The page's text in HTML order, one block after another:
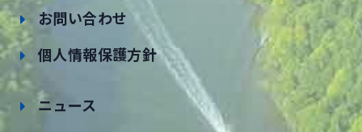
お問い合わせ
個人情報保護方針
ニュース